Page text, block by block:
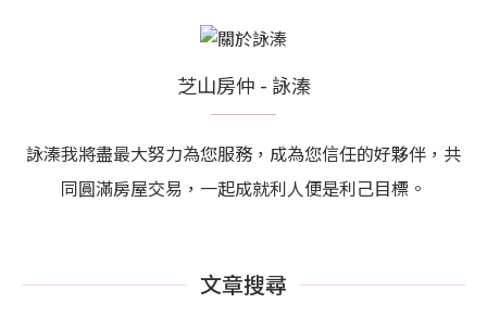
芝山房仲 - 詠溱
詠溱我將盡最大努力為您服務，成為您信任的好夥伴，共
同圓滿房屋交易，一起成就利人便是利己目標。
文章搜尋